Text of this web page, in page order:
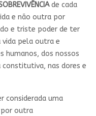
de cada
e não outra por
e triste poder de ter
pela outra e
humanos, dos nossos
constitutiva, nas dores e
considerada uma
por outra